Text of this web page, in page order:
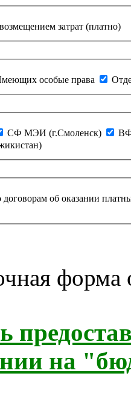
затрат (платно)
особые права
СФ МЭИ (г.Смоленск)
об оказании
форма
на